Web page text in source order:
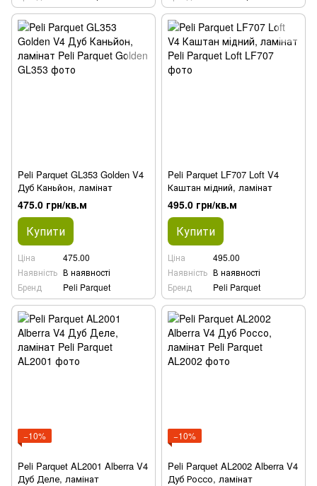
Peli Parquet GL353 Golden V4
Дуб Каньйон, ламінат
475.0 грн/кв.м
Купити
Ціна
475.00
Наявність В наявності
Бренд
Peli Parquet
Peli Parquet LF707 Loft V4
Каштан мідний, ламінат
495.0 грн/кв.м
Купити
Ціна
495.00
Наявність В наявності
Бренд
Peli Parquet
−10%
Peli Parquet AL2001 Alberra V4
Дуб Деле, ламінат
−10%
Peli Parquet AL2002 Alberra V4
Дуб Россо, ламінат